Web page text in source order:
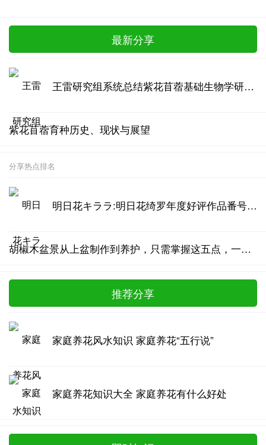
最新分享
王雷研究组系统总结紫花苜蓿基础生物学研究进展
紫花苜蓿育种历史、现状与展望
分享热点排名
明日花キララ:明日花绮罗年度好评作品番号汇总
胡椒木盆景从上盆制作到养护，只需掌握这五点，一年四季清香四溢
推荐分享
家庭养花风水知识 家庭养花“五行说”
家庭养花知识大全 家庭养花有什么好处